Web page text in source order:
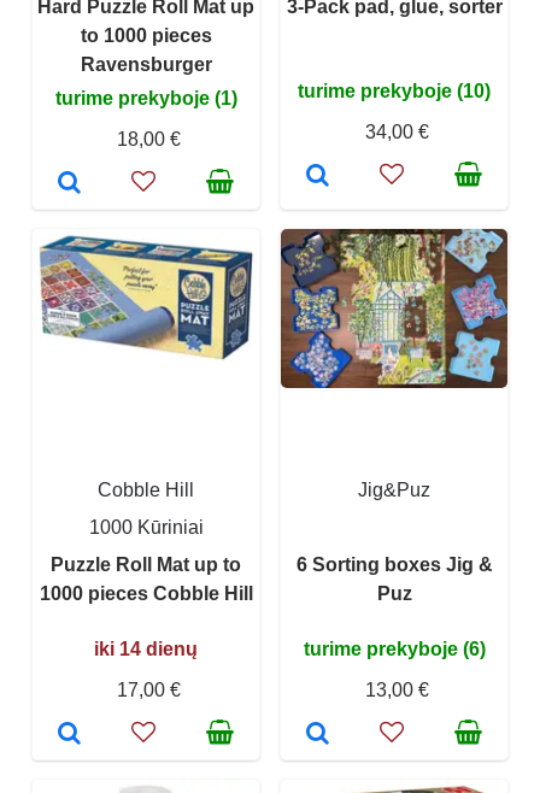
Hard Puzzle Roll Mat up
to 1000 pieces
Ravensburger
turime prekyboje (1)
18,00 €
3-Pack pad, glue, sorter
turime prekyboje (10)
34,00 €
Cobble Hill
1000 Kūriniai
Puzzle Roll Mat up to
1000 pieces Cobble Hill
iki 14 dienų
17,00 €
Jig&Puz
6 Sorting boxes Jig &
Puz
turime prekyboje (6)
13,00 €